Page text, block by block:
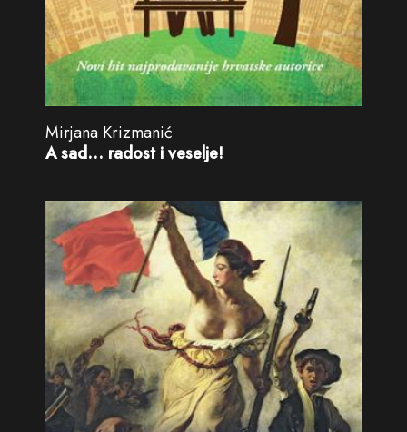
Mirjana Krizmanić
A sad… radost i veselje!